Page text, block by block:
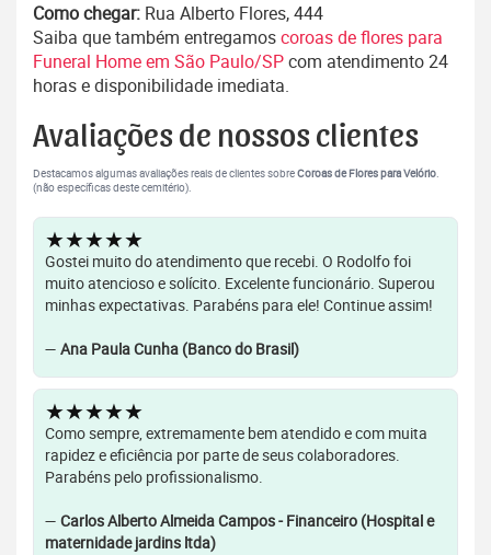
Como chegar: Rua Alberto Flores, 444
Saiba que também entregamoscoroas de flores para
Funeral Home em São Paulo/SPcom atendimento 24
horas e disponibilidade imediata.
Avaliações de nossos clientes
Destacamos algumas avaliações reais de clientes sobreCoroas de Flores para Velório.
(não específicas deste cemitério).
★★★★★
Gostei muito do atendimento que recebi. O Rodolfo foi
muito atencioso e solícito. Excelente funcionário. Superou
minhas expectativas. Parabéns para ele! Continue assim!
— Ana Paula Cunha (Banco do Brasil)
★★★★★
Como sempre, extremamente bem atendido e com muita
rapidez e eficiência por parte de seus colaboradores.
Parabéns pelo profissionalismo.
— Carlos Alberto Almeida Campos - Financeiro (Hospital e
maternidade jardins ltda)